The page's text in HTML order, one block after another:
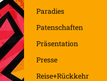
Paradies
Patenschaften
Präsentation
Presse
Reise+Rückkehr